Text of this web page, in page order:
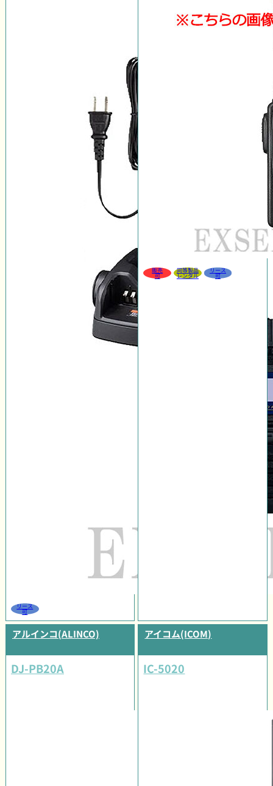
リース
可
販売
可
同等製品
レンタル
リース
可
アルインコ(ALINCO)
DJ-PB20A
アイコム(ICOM)
IC-5020